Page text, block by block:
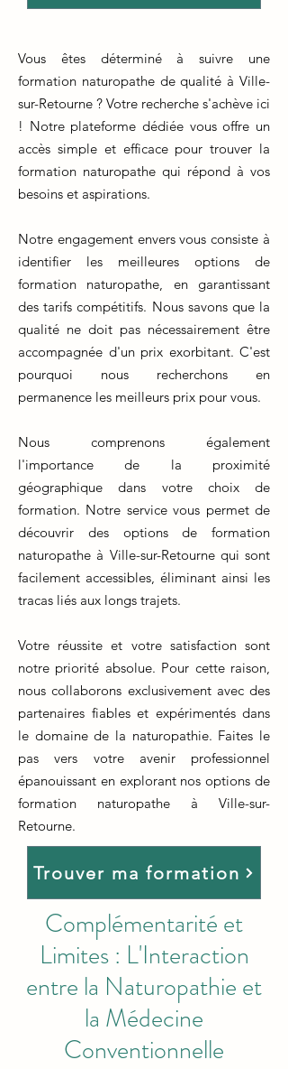
Vous êtes déterminé à suivre une
formation naturopathe de qualité à Ville-
sur-Retourne ? Votre recherche s'achève ici
! Notre plateforme dédiée vous offre un
accès simple et efficace pour trouver la
formation naturopathe qui répond à vos
besoins et aspirations.
Notre engagement envers vous consiste à
identifier les meilleures options de
formation naturopathe, en garantissant
des tarifs compétitifs. Nous savons que la
qualité ne doit pas nécessairement être
accompagnée d'un prix exorbitant. C'est
pourquoi nous recherchons en
permanence les meilleurs prix pour vous.
Nous comprenons également
l'importance de la proximité
géographique dans votre choix de
formation. Notre service vous permet de
découvrir des options de formation
naturopathe à Ville-sur-Retourne qui sont
facilement accessibles, éliminant ainsi les
tracas liés aux longs trajets.
Votre réussite et votre satisfaction sont
notre priorité absolue. Pour cette raison,
nous collaborons exclusivement avec des
partenaires fiables et expérimentés dans
le domaine de la naturopathie. Faites le
pas vers votre avenir professionnel
épanouissant en explorant nos options de
formation naturopathe à Ville-sur-
Retourne.
Trouver ma formation
Complémentarité et
Limites : L'Interaction
entre la Naturopathie et
la Médecine
Conventionnelle